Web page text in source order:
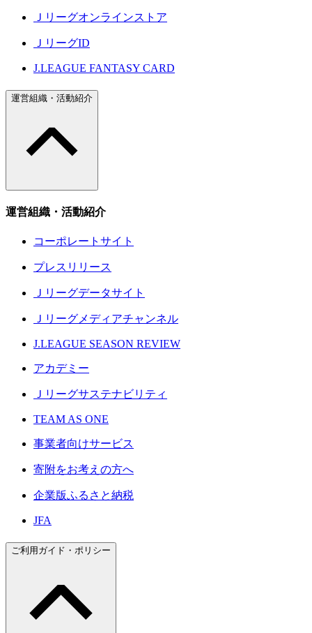
Ｊリーグオンラインストア
ＪリーグID
J.LEAGUE FANTASY CARD
運営組織・活動紹介
運営組織・活動紹介
コーポレートサイト
プレスリリース
Ｊリーグデータサイト
Ｊリーグメディアチャンネル
J.LEAGUE SEASON REVIEW
アカデミー
Ｊリーグサステナビリティ
TEAM AS ONE
事業者向けサービス
寄附をお考えの方へ
企業版ふるさと納税
JFA
ご利用ガイド・ポリシー